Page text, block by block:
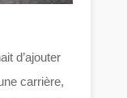
d’ajouter
carrière,